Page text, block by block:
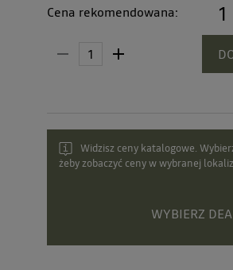
Cena rekomendowana:
Widzisz ceny katalogowe.
żeby zobaczyć ceny w wybranej
WYBIERZ